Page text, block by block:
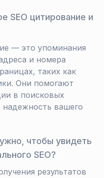
SEO цитирование и
— это упоминания
и номера
таких как
Они помогают
в поисковых
вашего
чтобы увидеть
SEO?
результатов